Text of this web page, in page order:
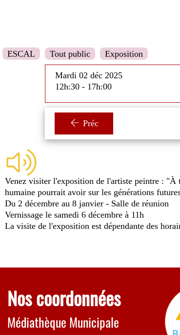
ESCAL Tout public Exposition
Mardi 02 déc 2025
12h:30 - 17h:00
Préc
Venez visiter l'exposition de l'artiste peintre : "À
humaine pourrait avoir sur les générations
Du 2 décembre au 8 janvier - Salle de réunion
Vernissage le samedi 6 décembre à 11h
La visite de l'exposition est dépendante des
Nos coordonnées
Médiathèque Municipale